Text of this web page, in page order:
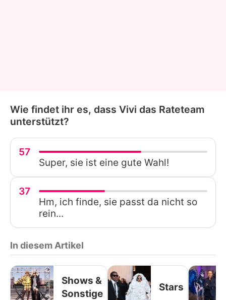
Wie findet ihr es, dass Vivi das Rateteam
unterstützt?
57
Super, sie ist eine gute Wahl!
37
Hm, ich finde, sie passt da nicht so
rein...
In diesem Artikel
Shows &
Sonstige
Stars